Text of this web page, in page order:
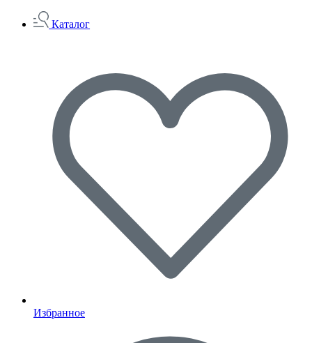
Каталог
Избранное